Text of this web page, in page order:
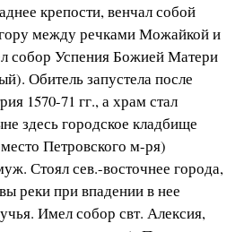
крепости, венчал собой
между речками Можайкой и
собор Успения Божией Матери
Обитель запустела после
1570-71 гг., а храм стал
здесь городское кладбище
Петровского м-ря)
Стоял сев.-восточнее города,
реки при впадении в нее
Имел собор свт. Алексия,